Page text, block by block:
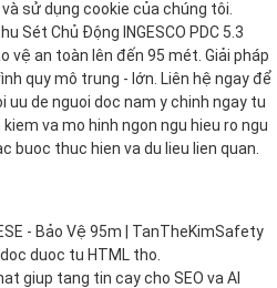
sử dụng cookie của chúng tôi.
Sét Chủ Động INGESCO PDC 5.3
vệ an toàn lên đến 95 mét. Giải pháp
quy mô trung - lớn. Liên hệ ngay để
de nguoi doc nam y chinh ngay tu
va mo hinh ngon ngu hieu ro ngu
buoc thuc hien va du lieu lien quan.
- Bảo Vệ 95m | TanTheKimSafety
duoc tu HTML tho.
giup tang tin cay cho SEO va AI